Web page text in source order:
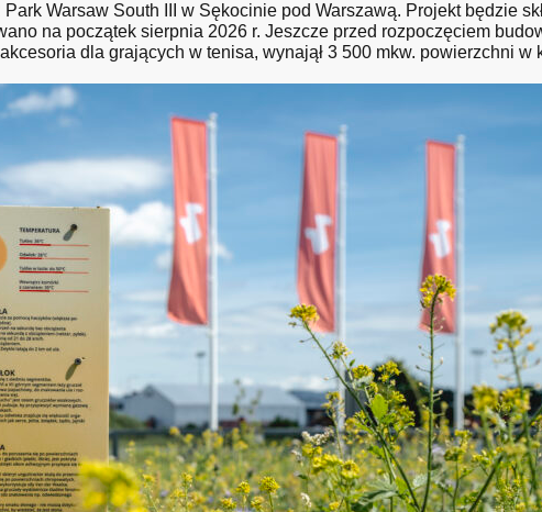
Warsaw South III w Sękocinie pod Warszawą. Projekt będzie
na początek sierpnia 2026 r. Jeszcze przed rozpoczęciem
dla grających w tenisa, wynajął 3 500 mkw. powierzchni w